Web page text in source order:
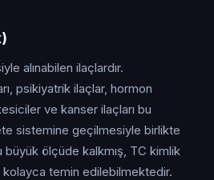
alınabilen ilaçlardır.
psikiyatrik ilaçlar, hormon
ve kanser ilaçları bu
sistemine geçilmesiyle birlikte
büyük ölçüde kalkmış, TC kimlik
kolayca temin edilebilmektedir.